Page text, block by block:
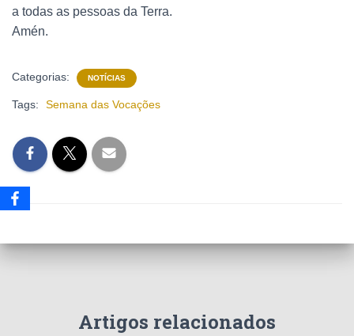
a todas as pessoas da Terra.
Amén.
Categorias: NOTÍCIAS
Tags: Semana das Vocações
Artigos relacionados